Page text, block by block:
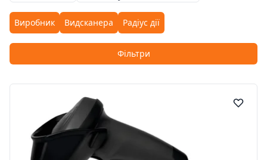
Виробник Видсканера Радіус дії
Фільтри